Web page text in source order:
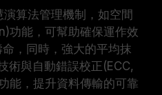
算法管理機制，如空間
功能，可幫助確保運作效
，同時，強大的平均抹
術與自動錯誤校正(ECC,
能，提升資料傳輸的可靠